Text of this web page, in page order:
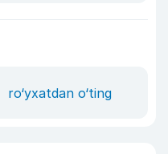
ro‘yxatdan o‘ting